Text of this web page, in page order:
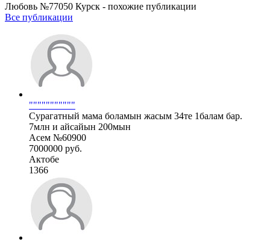
Любовь №77050 Курск - похожие публикации
Все публикации
"""""""""""
Сурагатный мама боламын жасым 34те 1балам бар.
7млн и айсайын 200мын
Асем №60900
7000000 руб.
Актобе
1366